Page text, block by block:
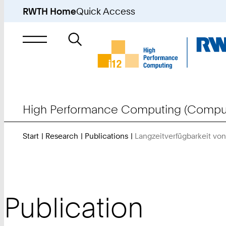
RWTH HomeQuick Access
Search
High Performance Computing
Start Research Publications Langzeitverfügbarkeit
Publication